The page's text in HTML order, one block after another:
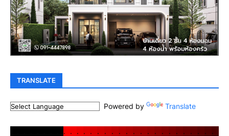
TRANSLATE
Powered by Translate
. . . . . . . . . . . . . . . . . . . . . .